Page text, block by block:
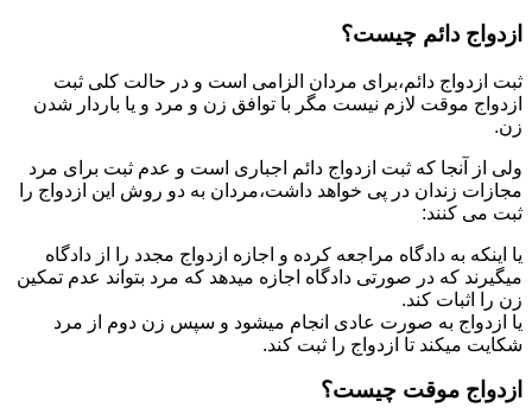
ازدواج دائم چیست؟
ثبت ازدواج دائم،برای مردان الزامی است و در حالت کلی ثبت
ازدواج موقت لازم نیست مگر با توافق زن و مرد و یا باردار شدن
زن.
ولی از آنجا که ثبت ازدواج دائم اجباری است و عدم ثبت برای مرد
مجازات زندان در پی خواهد داشت،مردان به دو روش این ازدواج را
ثبت می کنند:
یا اینکه به دادگاه مراجعه کرده و اجازه ازدواج مجدد را از دادگاه
میگیرند که در صورتی دادگاه اجازه میدهد که مرد بتواند عدم تمکین
زن را اثبات کند.
یا ازدواج به صورت عادی انجام میشود و سپس زن دوم از مرد
شکایت میکند تا ازدواج را ثبت کند.
ازدواج موقت چیست؟